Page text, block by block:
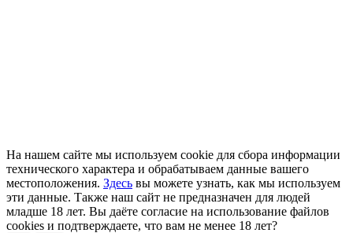
На нашем сайте мы используем cookie для сбора информации
технического характера и обрабатываем данные вашего
местоположения. Здесь вы можете узнать, как мы используем
эти данные. Также наш сайт не предназначен для людей
младше 18 лет. Вы даёте согласие на использование файлов
cookies и подтверждаете, что вам не менее 18 лет?